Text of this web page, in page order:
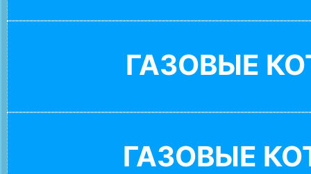
ГАЗОВЫЕ
ГАЗОВЫЕ